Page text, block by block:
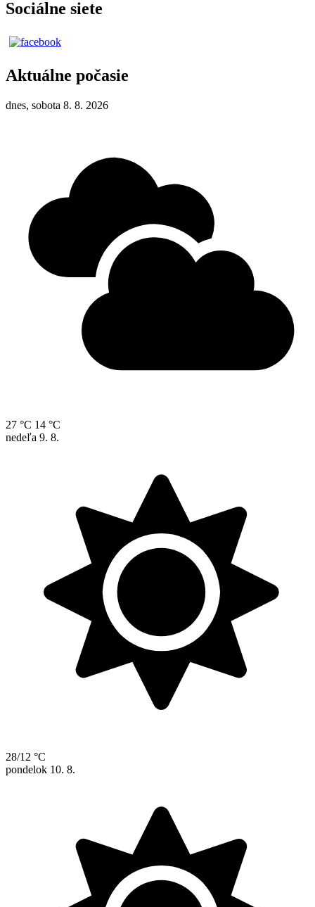
Sociálne siete
Aktuálne počasie
dnes, sobota 8. 8. 2026
27 °C 14 °C
nedeľa 9. 8.
28/12 °C
pondelok 10. 8.